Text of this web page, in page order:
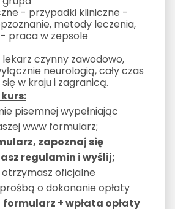
- przypadki kliniczne -
metody leczenia,
praca w zepsole
czynny zawodowo,
neurologią, cały czas
w kraju i zagranicą.
pisemnej wypełniając
www formularz;
zapoznaj się
regulamin i wyślij;
oficjalne
o dokonanie opłaty
formularz + wpłata opłaty